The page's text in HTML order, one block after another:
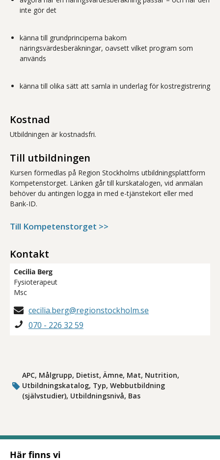
inte gör det
känna till grundprinciperna bakom
näringsvärdesberäkningar, oavsett vilket program som
används
känna till olika sätt att samla in underlag för kostregistrering
Kostnad
Utbildningen är kostnadsfri.
Till utbildningen
Kursen förmedlas på Region Stockholms utbildningsplattform
Kompetenstorget. Länken går till kurskatalogen, vid anmälan
behöver du antingen logga in med e-tjänstekort eller med
Bank-ID.
Till Kompetenstorget >>
Kontakt
Cecilia Berg
Fysioterapeut
Msc
cecilia.berg@regionstockholm.se
070 - 226 32 59
APC, Målgrupp, Dietist, Ämne, Mat, Nutrition,
Utbildningskatalog, Typ, Webbutbildning
(självstudier), Utbildningsnivå, Bas
Här finns vi